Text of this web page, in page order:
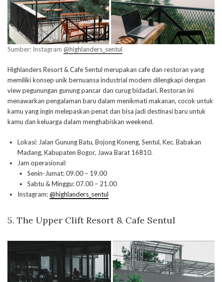
Sumber: Instagram @highlanders_sentul
Highlanders Resort & Cafe Sentul merupakan cafe dan restoran yang
memiliki konsep unik bernuansa industrial modern dilengkapi dengan
view pegunungan gunung pancar dan curug bidadari. Restoran ini
menawarkan pengalaman baru dalam menikmati makanan, cocok untuk
kamu yang ingin melepaskan penat dan bisa jadi destinasi baru untuk
kamu dan keluarga dalam menghabiskan weekend.
Lokasi: Jalan Gunung Batu, Bojong Koneng, Sentul, Kec. Babakan
Madang, Kabupaten Bogor, Jawa Barat 16810.
Jam operasional:
Senin-Jumat: 09.00 – 19.00
Sabtu & Minggu: 07.00 – 21.00
Instagram:@highlanders_sentul
5. The Upper Clift Resort & Cafe Sentul